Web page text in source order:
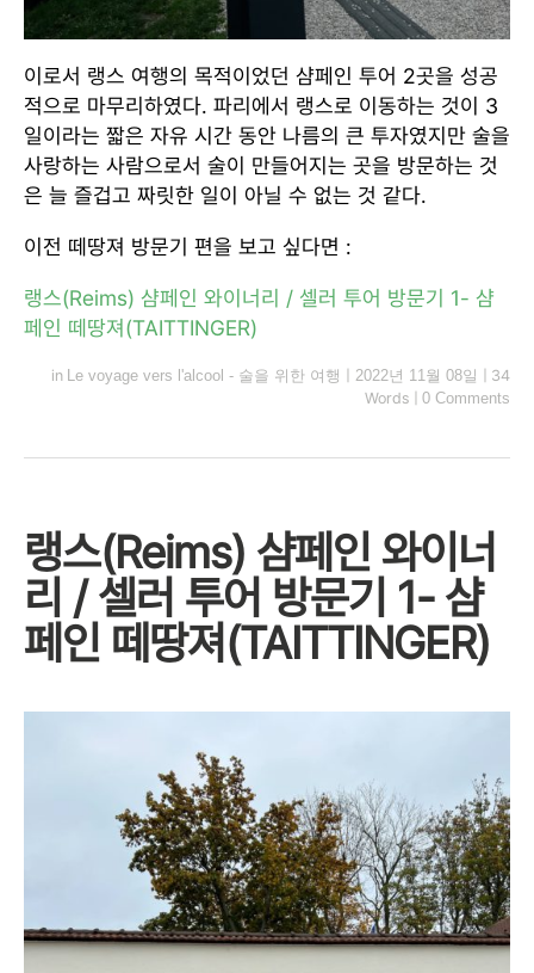
이로서 랭스 여행의 목적이었던 샴페인 투어 2곳을 성공
적으로 마무리하였다. 파리에서 랭스로 이동하는 것이 3
일이라는 짧은 자유 시간 동안 나름의 큰 투자였지만 술을
사랑하는 사람으로서 술이 만들어지는 곳을 방문하는 것
은 늘 즐겁고 짜릿한 일이 아닐 수 없는 것 같다.
이전 떼땅져 방문기 편을 보고 싶다면 :
랭스(Reims) 샴페인 와이너리 / 셀러 투어 방문기 1- 샴
페인 떼땅져(TAITTINGER)
in Le voyage vers l'alcool - 술을 위한 여행 2022년 11월 08일
34
Words
0 Comments
랭스(Reims) 샴페인 와이너
리 / 셀러 투어 방문기 1- 샴
페인 떼땅져(TAITTINGER)